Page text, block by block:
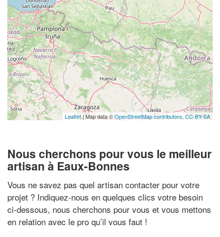
Leaflet| Map data ©OpenStreetMap contributors, CC-BY-SA
Nous cherchons pour vous le meilleur
artisan à Eaux-Bonnes
Vous ne savez pas quel artisan contacter pour votre
projet ? Indiquez-nous en quelques clics votre besoin
ci-dessous, nous cherchons pour vous et vous mettons
en relation avec le pro qu’il vous faut !